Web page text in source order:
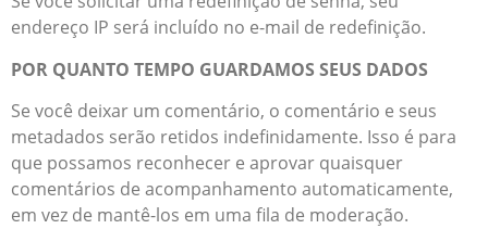
endereço IP será incluído no e-mail de redefinição.
POR QUANTO TEMPO GUARDAMOS SEUS DADOS
Se você deixar um comentário, o comentário e seus
metadados serão retidos indefinidamente. Isso é para
que possamos reconhecer e aprovar quaisquer
comentários de acompanhamento automaticamente,
em vez de mantê-los em uma fila de moderação.